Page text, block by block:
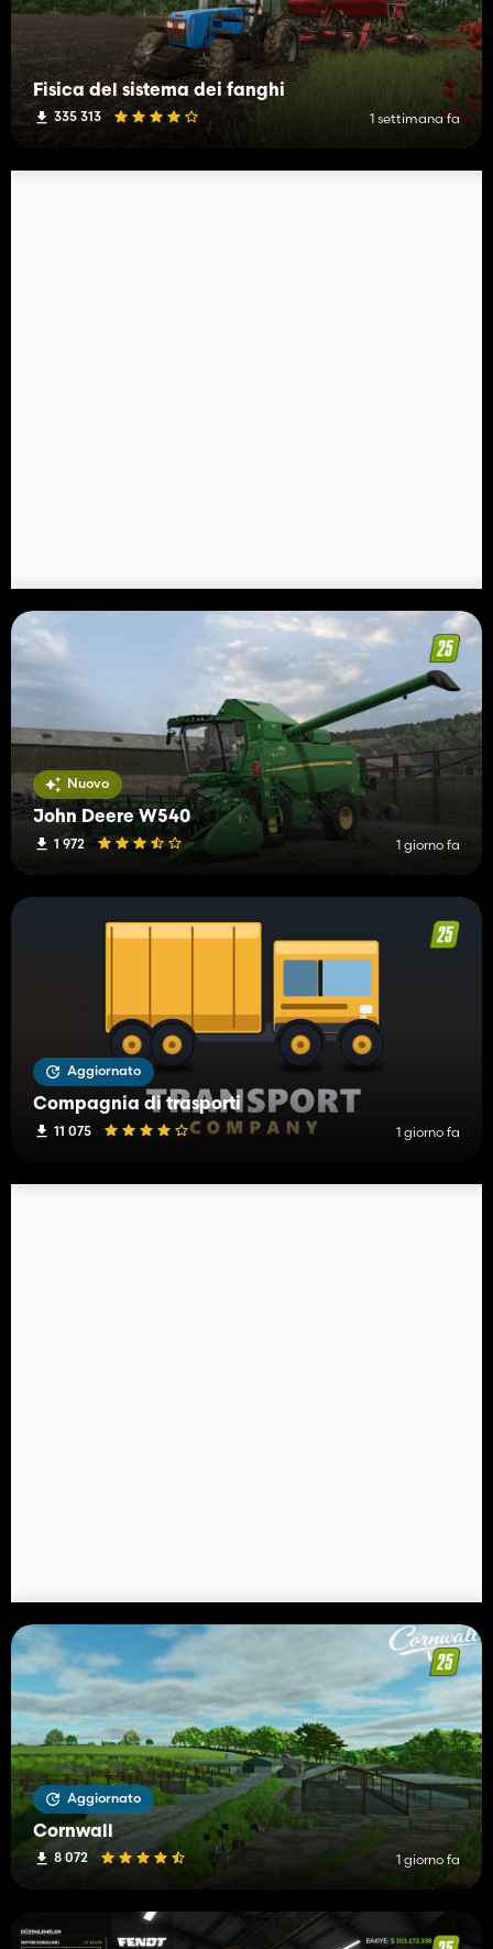
Fisica del sistema dei fanghi
335 313 1 settimana fa
Nuovo
John Deere W540
1 972 1 giorno fa
Aggiornato
Compagnia di trasporti
11 075 1 giorno fa
Aggiornato
Cornwall
8 072 1 giorno fa